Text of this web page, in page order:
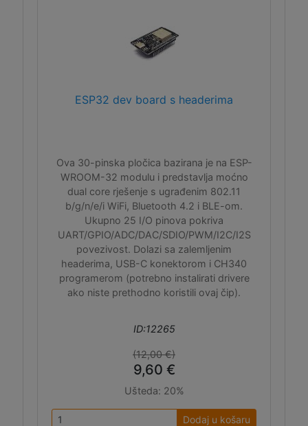
ESP32 dev board s headerima
Ova 30-pinska pločica bazirana je na ESP-
WROOM-32 modulu i predstavlja moćno
dual core rješenje s ugrađenim 802.11
b/g/n/e/i WiFi, Bluetooth 4.2 i BLE-om.
Ukupno 25 I/O pinova pokriva
UART/GPIO/ADC/DAC/SDIO/PWM/I2C/I2S
povezivost. Dolazi sa zalemljenim
headerima, USB-C konektorom i CH340
programerom (potrebno instalirati drivere
ako niste prethodno koristili ovaj čip).
ID:12265
(12,00 €)
9,60 €
Ušteda: 20%
Dodaj u košaru